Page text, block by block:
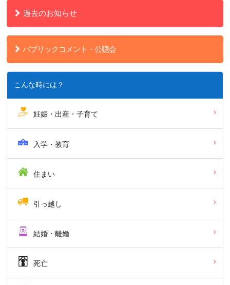
過去のお知らせ
パブリックコメント・公聴会
こんな時には？
妊娠・出産・子育て
入学・教育
住まい
引っ越し
結婚・離婚
死亡